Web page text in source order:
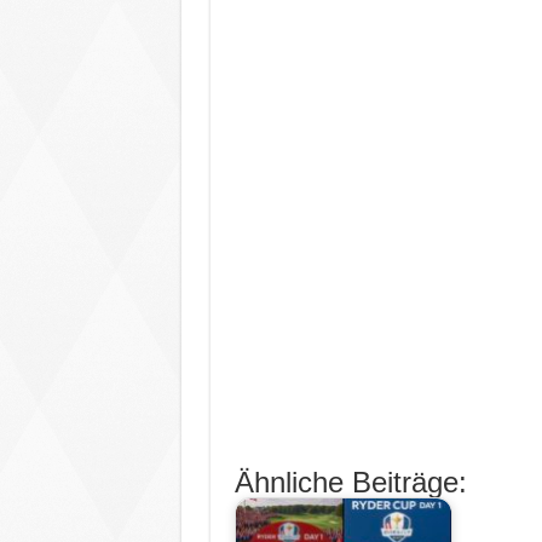
Ähnliche Beiträge: